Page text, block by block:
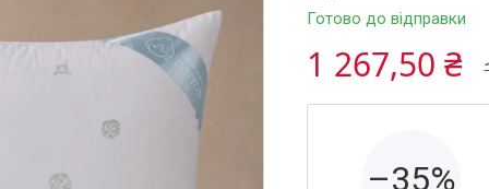
Готово до відправки
1 267,50 ₴
–35%